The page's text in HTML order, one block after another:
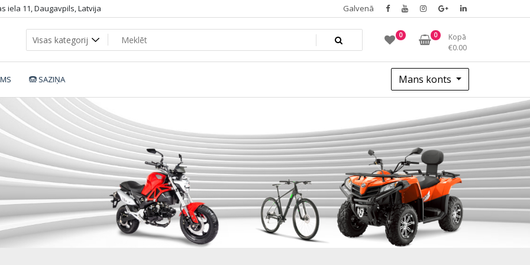
iela 11, Daugavpils, Latvija Galvenā
0 0
Kopā
€0.00
SAZIŅA Mans konts